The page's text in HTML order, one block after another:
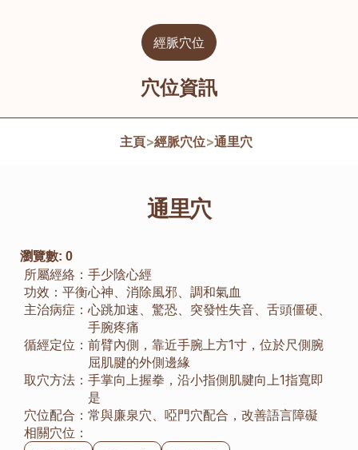
經脈穴位
穴位資訊
主頁>經脈穴位>通里穴
通里穴
瀏覽數: 0
所屬經絡： 手少陰心經
功效： 平衡心神、消除風邪、調和氣血
主治病症： 心跳加速、驚恐、突發性失音、舌頭僵硬、
手腕疼痛
循經定位： 前臂內側，靠近手腕上方1寸，位於尺側腕
屈肌腱的外側邊緣
取穴方法： 手掌向上握拳，沿小指側肌腱向上1指寬即
是
穴位配合： 常與廉泉穴、啞門穴配合，改善語言障礙
相關穴位：